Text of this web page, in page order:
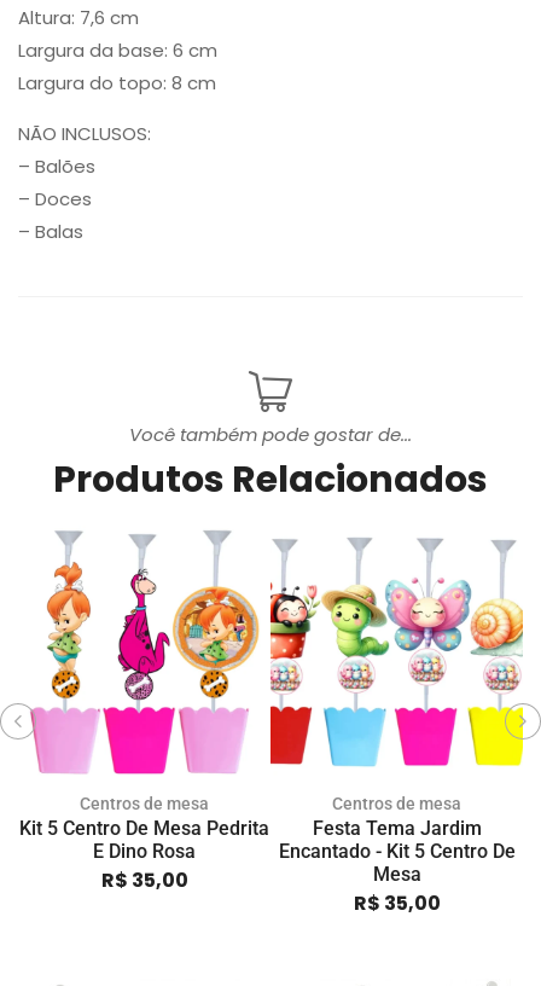
Altura: 7,6 cm
Largura da base: 6 cm
Largura do topo: 8 cm
NÃO INCLUSOS:
– Balões
– Doces
– Balas
Você também pode gostar de...
Produtos Relacionados
Centros de mesa
Kit 5 Centro De Mesa Pedrita
E Dino Rosa
R$ 35,00
Centros de mesa
Festa Tema Jardim
Encantado - Kit 5 Centro De
Mesa
R$ 35,00